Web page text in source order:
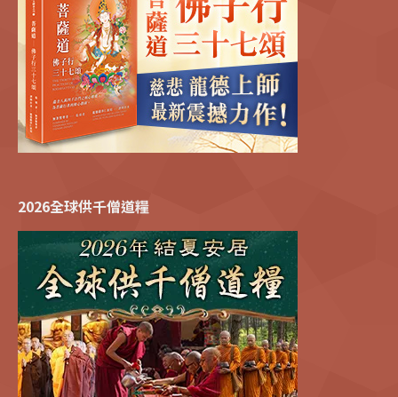
2026全球供千僧道糧